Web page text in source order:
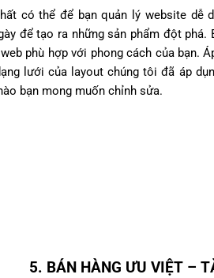
có thể để bạn quản lý website dễ
để tạo ra những sản phẩm đột
phù hợp với phong cách của bạn.
lưới của layout chúng tôi đã áp
bạn mong muốn chỉnh sửa.
5. BÁN HÀNG ƯU VIỆT –